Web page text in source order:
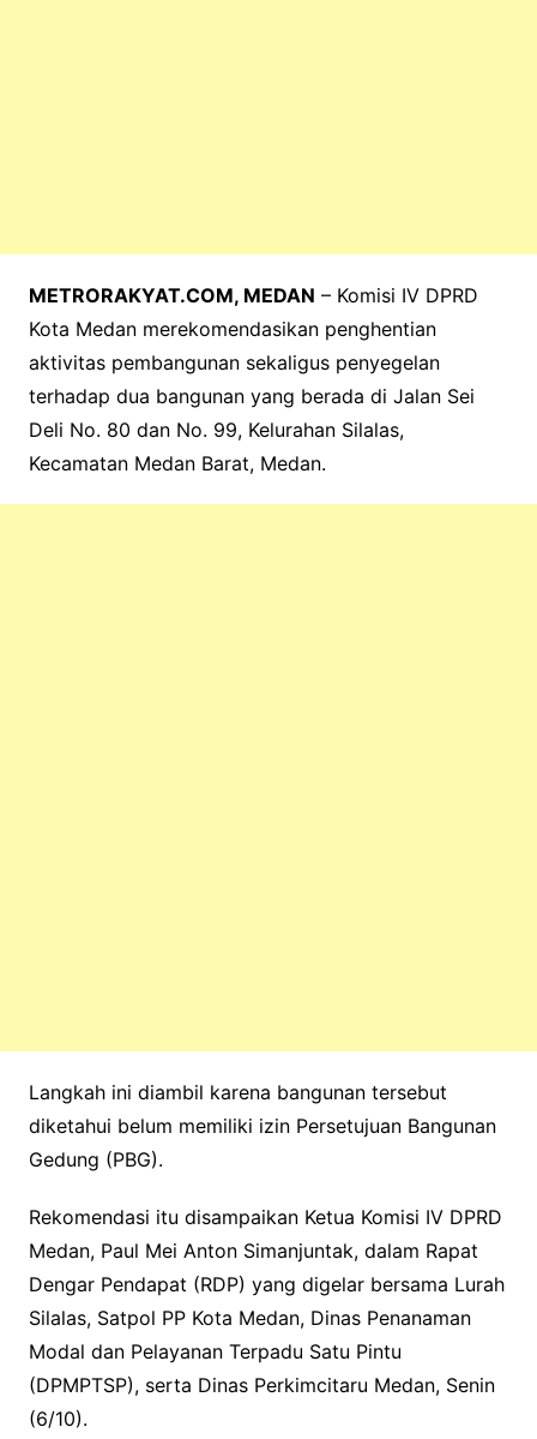
METRORAKYAT.COM, MEDAN – Komisi IV DPRD
Kota Medan merekomendasikan penghentian
aktivitas pembangunan sekaligus penyegelan
terhadap dua bangunan yang berada di Jalan Sei
Deli No. 80 dan No. 99, Kelurahan Silalas,
Kecamatan Medan Barat, Medan.
Langkah ini diambil karena bangunan tersebut
diketahui belum memiliki izin Persetujuan Bangunan
Gedung (PBG).
Rekomendasi itu disampaikan Ketua Komisi IV DPRD
Medan, Paul Mei Anton Simanjuntak, dalam Rapat
Dengar Pendapat (RDP) yang digelar bersama Lurah
Silalas, Satpol PP Kota Medan, Dinas Penanaman
Modal dan Pelayanan Terpadu Satu Pintu
(DPMPTSP), serta Dinas Perkimcitaru Medan, Senin
(6/10).